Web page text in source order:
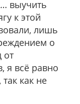
выучить
к этой
лишь
о
от
я всё равно
как не